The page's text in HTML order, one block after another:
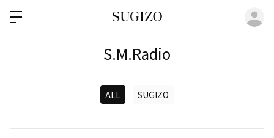
S.M.Radio
ALL SUGIZO